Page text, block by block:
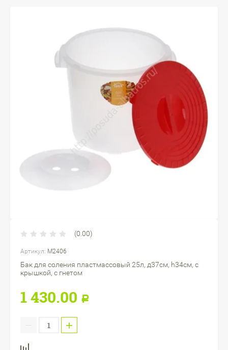
(0.00)
Артикул: М2406
Бак для соления пластмассовый 25л, д37см, h34см, с
крышкой, с гнетом
1 430.00 Р
+